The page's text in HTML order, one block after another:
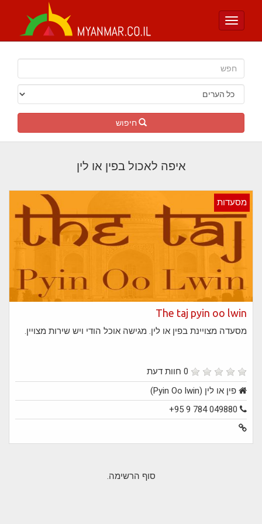
Toggle
חיפוש
איפה לאכול בפין או לין
מסעדות
The taj pyin oo lwin
מסעדה מצויינת בפין או לין. מגישה אוכל הודי ויש שירות מצויין.
פין או לין (Pyin Oo lwin)
+95 9 784 049880
סוף הרשימה.